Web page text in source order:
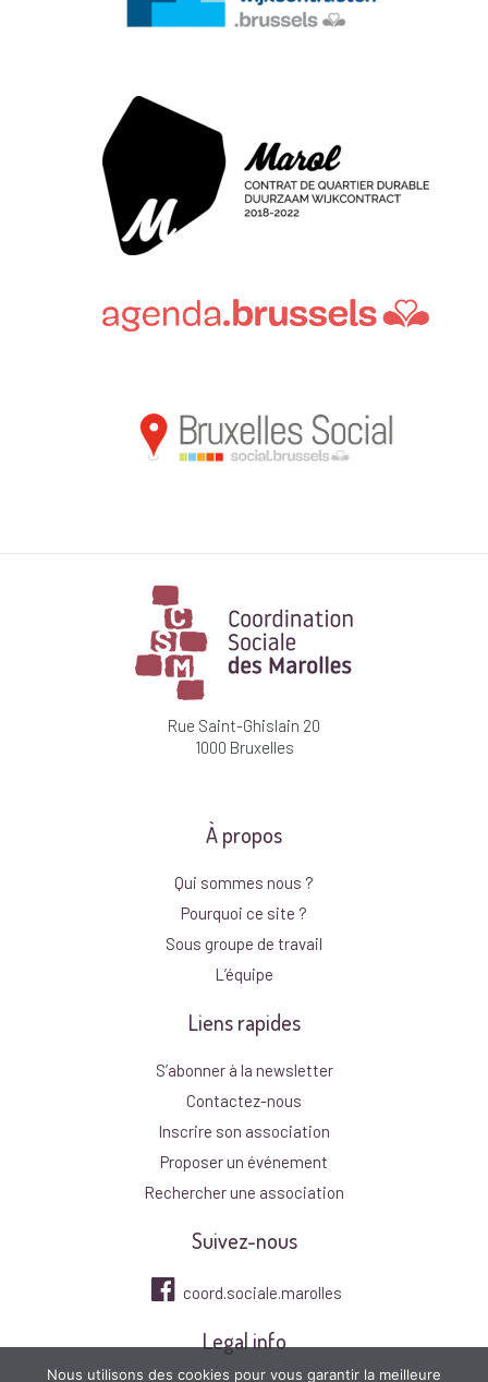
Rue Saint-Ghislain 20
1000 Bruxelles
À propos
Qui sommes nous ?
Pourquoi ce site ?
Sous groupe de travail
L’équipe
Liens rapides
S’abonner à la newsletter
Contactez-nous
Inscrire son association
Proposer un événement
Rechercher une association
Suivez-nous
coord.sociale.marolles
Legal info
Nous utilisons des cookies pour vous garantir la meilleure